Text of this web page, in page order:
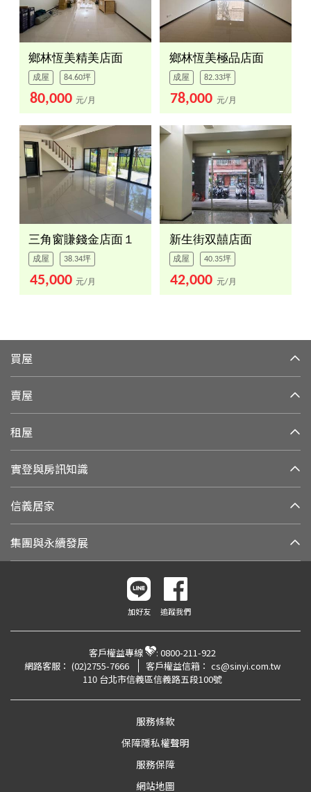
鄉林恆美精美店面
成屋 84.60坪
80,000 元/月
鄉林恆美極品店面
成屋 82.33坪
78,000 元/月
三角窗賺錢金店面１
成屋 38.34坪
45,000 元/月
新生街双囍店面
成屋 40.35坪
42,000 元/月
買屋
賣屋
租屋
實登與房訊知識
信義居家
集團與永續發展
加好友 追蹤我們
客戶權益專線 : 0800-211-922
網路客服： (02)2755-7666 客戶權益信箱： cs@sinyi.com.tw
110 台北市信義區信義路五段100號
服務條款
保障隱私權聲明
服務保障
網站地圖